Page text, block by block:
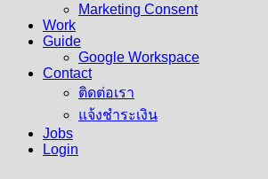
Marketing Consent
Work
Guide
Google Workspace
Contact
ติดต่อเรา
แจ้งชำระเงิน
Jobs
Login